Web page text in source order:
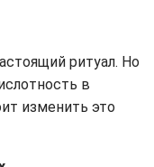
ритуал. Но
в
изменить это